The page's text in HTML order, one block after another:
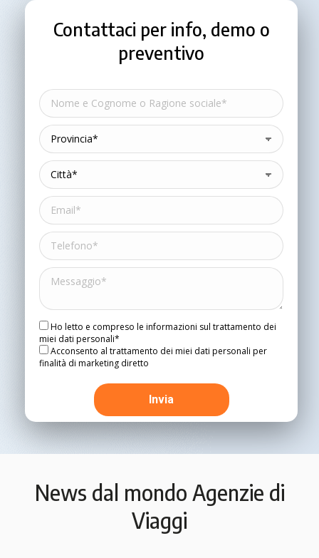
Contattaci per info, demo o
preventivo
Ho letto e compreso le informazioni sul trattamento dei
miei dati personali*
Acconsento al trattamento dei miei dati personali per
finalità di marketing diretto
News dal mondo Agenzie di
Viaggi